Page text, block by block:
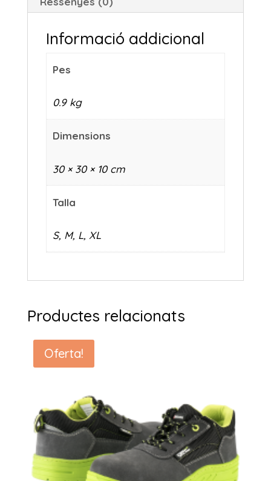
Informació addicional
Pes
0.9 kg
Dimensions
30 × 30 × 10 cm
Talla
S, M, L, XL
Productes relacionats
Oferta!